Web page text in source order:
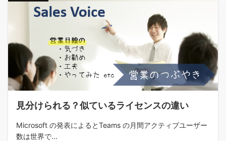
見分けられる？似ているライセンスの違い
Microsoft の発表によるとTeams の月間アクティブユーザー
数は世界で...